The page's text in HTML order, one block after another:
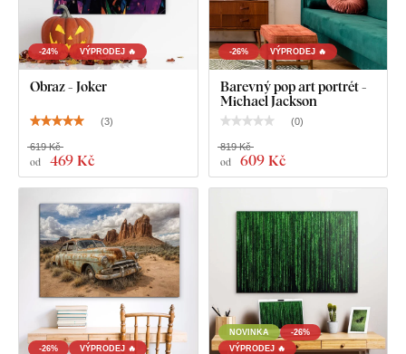
-24% VÝPRODEJ 🔥
Obraz - Joker
(3)
od 469 Kč
619 Kč
-26% VÝPRODEJ 🔥
Barevný pop art portrét -
Michael Jackson
(0)
od 609 Kč
819 Kč
-26% VÝPRODEJ 🔥
NOVINKA
-26%
VÝPRODEJ 🔥